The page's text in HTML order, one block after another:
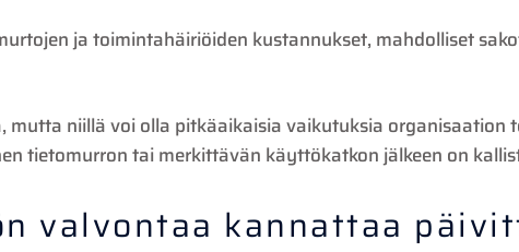
ja toimintahäiriöiden kustannukset, mahdolliset
niillä voi olla pitkäaikaisia vaikutuksia organisaation
tietomurron tai merkittävän käyttökatkon jälkeen on
valvontaa kannattaa